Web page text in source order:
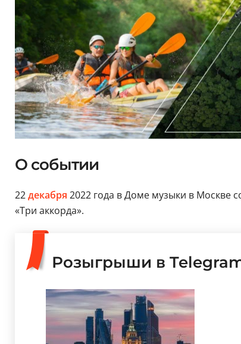
О событии
22декабря 2022 года в Доме музыки в Москве
«Три аккорда».
Розыгрыши в